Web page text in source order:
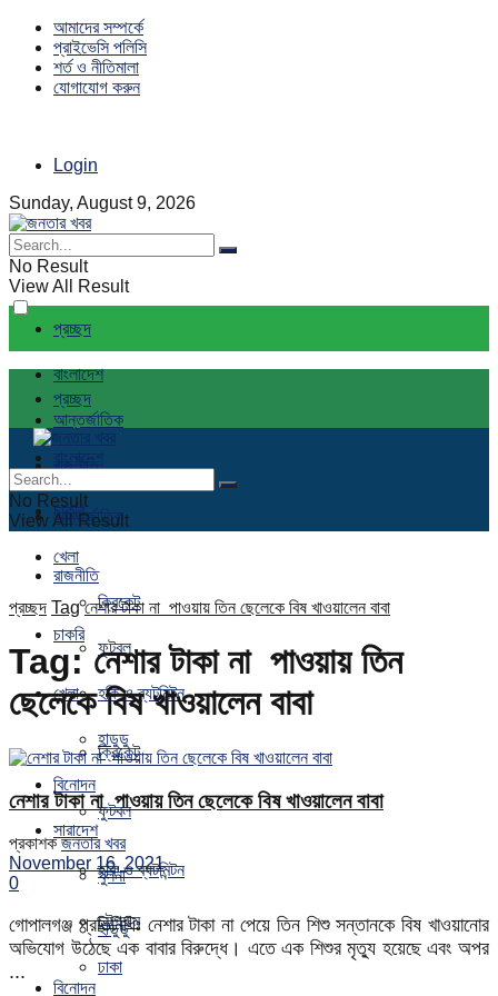
আমাদের সম্পর্কে
প্রাইভেসি পলিসি
শর্ত ও নীতিমালা
যোগাযোগ করুন
Login
Sunday, August 9, 2026
No Result
View All Result
প্রচ্ছদ
বাংলাদেশ
আন্তর্জাতিক
রাজনীতি
চাকরি
খেলা
ক্রিকেট
ফুটবল
হকি ও ব্যটমিন্টন
হাডুডু
বিনোদন
সারাদেশ
খুলনা
চট্টগ্রাম
ঢাকা
প্রচ্ছদ
বাংলাদেশ
আন্তর্জাতিক
রাজনীতি
চাকরি
খেলা
ক্রিকেট
ফুটবল
হকি ও ব্যটমিন্টন
হাডুডু
বিনোদন
No Result
View All Result
প্রচ্ছদ Tag নেশার টাকা না পাওয়ায় তিন ছেলেকে বিষ খাওয়ালেন বাবা
Tag:নেশার টাকা না পাওয়ায় তিন
ছেলেকে বিষ খাওয়ালেন বাবা
নেশার টাকা না পাওয়ায় তিন ছেলেকে বিষ খাওয়ালেন বাবা
প্রকাশক জনতার খবর
November 16, 2021
0
গোপালগঞ্জ প্রতিনিধিঃ নেশার টাকা না পেয়ে তিন শিশু সন্তানকে বিষ খাওয়ানোর
অভিযোগ উঠেছে এক বাবার বিরুদ্ধে। এতে এক শিশুর মৃত্যু হয়েছে এবং অপর
...